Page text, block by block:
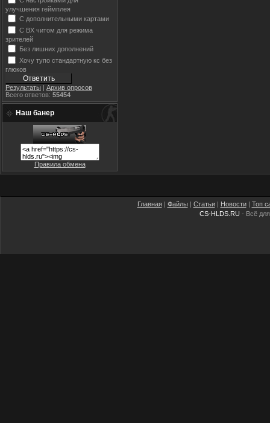
улучшения геймплея
С дополнительными картами
С ВХ читом для режима
зрителей
Без лишних дополнений
Хочу тупо стандартную кс без
глюков
Результаты | Архив опросов
Всего ответов: 55454
Наш банер
Правила обмена
Главная| Файлы | Статьи| Новости| Топ
CS-HLDS.RU - Всё